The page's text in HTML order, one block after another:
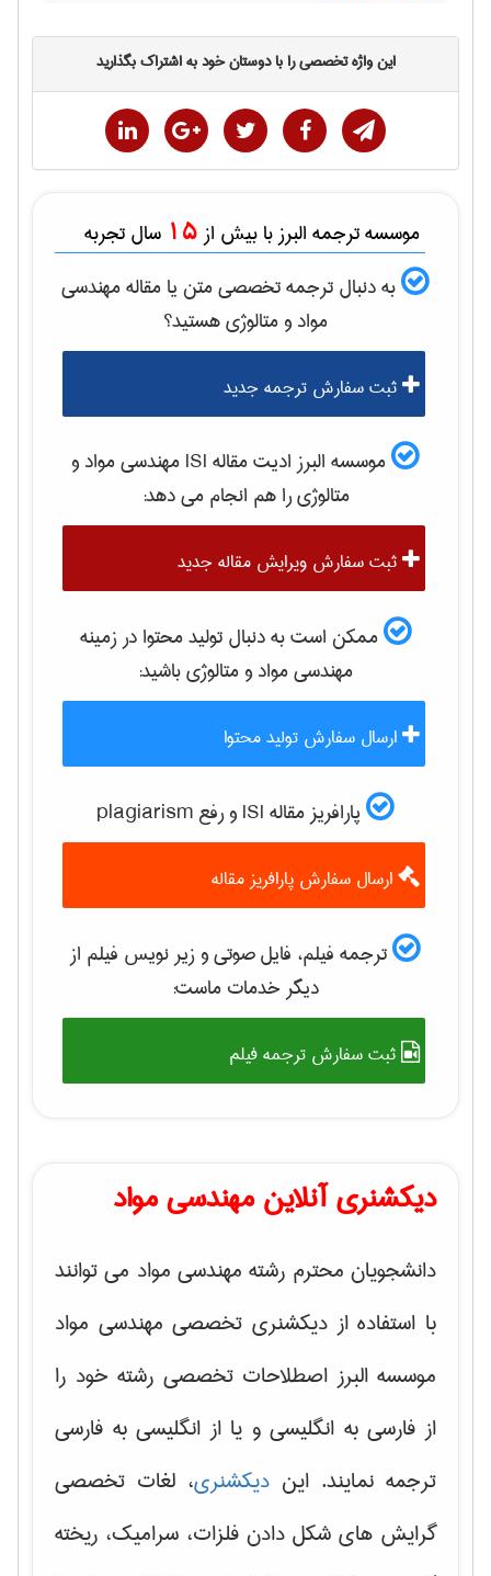
این واژه تخصصی را با دوستان خود به اشتراک بگذارید
موسسه ترجمه البرز با بیش از 15 سال تجربه
به دنبال ترجمه تخصصی متن یا مقالهمهندسی
مواد و متالوژیهستید؟
ثبت سفارش ترجمه جدید
موسسه البرز ادیت مقاله ISI
مهندسی مواد و
متالوژیرا هم انجام می دهد:
ثبت سفارش ویرایش مقاله جدید
ممکن است به دنبال تولید محتوا در زمینه
مهندسی مواد و متالوژیباشید:
ارسال سفارش تولید محتوا
پارافریز مقاله ISI و رفع plagiarism
ارسال سفارش پارافریز مقاله
ترجمه فیلم، فایل صوتی و زیر نویس فیلم از
دیگر خدمات ماست:
ثبت سفارش ترجمه فیلم
دیکشنری آنلاین مهندسی مواد
دانشجویان محترم رشته مهندسی مواد می توانند
با استفاده از دیکشنری تخصصی مهندسی مواد
موسسه البرز اصطلاحات تخصصی رشته خود را
از فارسی به انگلیسی و یا از انگلیسی به فارسی
ترجمه نمایند. این دیکشنری، لغات تخصصی
گرایش های شکل دادن فلزات، سرامیک، ریخته